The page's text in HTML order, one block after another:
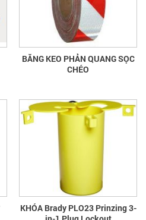
BĂNG KEO PHẢN QUANG SỌC
CHÉO
KHÓA Brady PLO23 Prinzing 3-